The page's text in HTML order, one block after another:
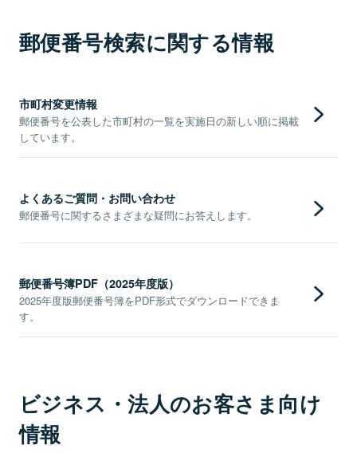
郵便番号検索に関する情報
市町村変更情報
郵便番号を公表した市町村の一覧を実施日の新しい順に掲載
しています。
よくあるご質問・お問い合わせ
郵便番号に関するさまざまな疑問にお答えします。
郵便番号簿PDF（2025年度版）
2025年度版郵便番号簿をPDF形式でダウンロードできま
す。
ビジネス・法人のお客さま向け
情報